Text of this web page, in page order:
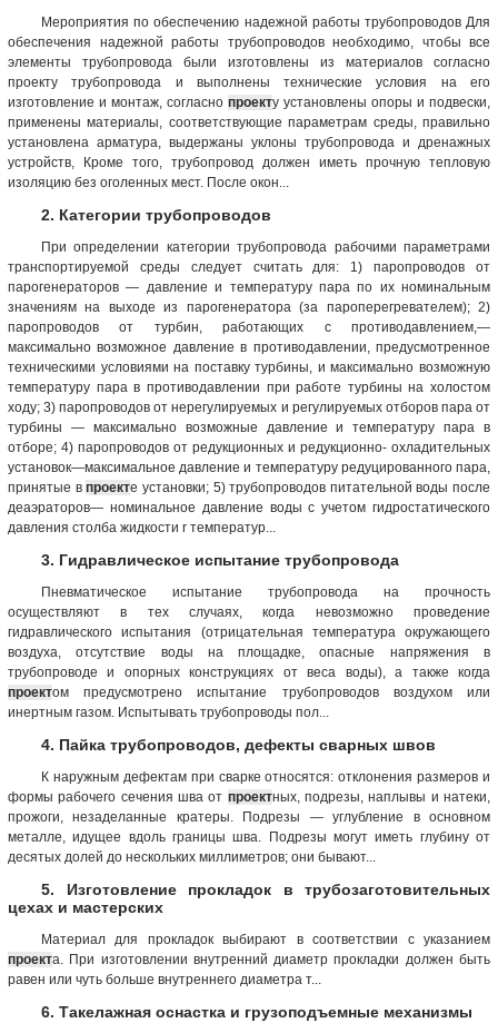
Мероприятия по обеспечению надежной работы трубопроводов Для
обеспечения надежной работы трубопроводов необходимо, чтобы все
элементы трубопровода были изготовлены из материалов согласно
проекту трубопровода и выполнены технические условия на его
изготовление и монтаж, согласно проекту установлены опоры и подвески,
применены материалы, соответствующие параметрам среды, правильно
установлена арматура, выдержаны уклоны трубопровода и дренажных
устройств, Кроме того, трубопровод должен иметь прочную тепловую
изоляцию без оголенных мест. После окон...
2. Категории трубопроводов
При определении категории трубопровода рабочими параметрами
транспортируемой среды следует считать для: 1) паропроводов от
парогенераторов — давление и температуру пара по их номинальным
значениям на выходе из парогенератора (за пароперегревателем); 2)
паропроводов от турбин, работающих с противодавлением,—
максимально возможное давление в противодавлении, предусмотренное
техническими условиями на поставку турбины, и максимально возможную
температуру пара в противодавлении при работе турбины на холостом
ходу; 3) паропроводов от нерегулируемых и регулируемых отборов пара от
турбины — максимально возможные давление и температуру пара в
отборе; 4) паропроводов от редукционных и редукционно- охладительных
установок—максимальное давление и температуру редуцированного пара,
принятые впроекте установки; 5) трубопроводов питательной воды после
деаэраторов— номинальное давление воды с учетом гидростатического
давления столба жидкости r температур...
3. Гидравлическое испытание трубопровода
Пневматическое испытание трубопровода на прочность
осуществляют в тех случаях, когда невозможно проведение
гидравлического испытания (отрицательная температура окружающего
воздуха, отсутствие воды на площадке, опасные напряжения в
трубопроводе и опорных конструкциях от веса воды), а также когда
проектом предусмотрено испытание трубопроводов воздухом или
инертным газом. Испытывать трубопроводы пол...
4. Пайка трубопроводов, дефекты сварных швов
К наружным дефектам при сварке относятся: отклонения размеров и
формы рабочего сечения шва от проектных, подрезы, наплывы и натеки,
прожоги, незаделанные кратеры. Подрезы — углубление в основном
металле, идущее вдоль границы шва. Подрезы могут иметь глубину от
десятых долей до нескольких миллиметров; они бывают...
5. Изготовление прокладок в трубозаготовительных
цехах и мастерских
Материал для прокладок выбирают в соответствии с указанием
проекта. При изготовлении внутренний диаметр прокладки должен быть
равен или чуть больше внутреннего диаметра т...
6. Такелажная оснастка и грузоподъемные механизмы